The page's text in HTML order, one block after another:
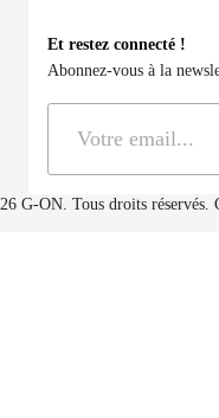
G-ON. Tous droits réservés.
Et restez connecté !
Abonnez-vous à la